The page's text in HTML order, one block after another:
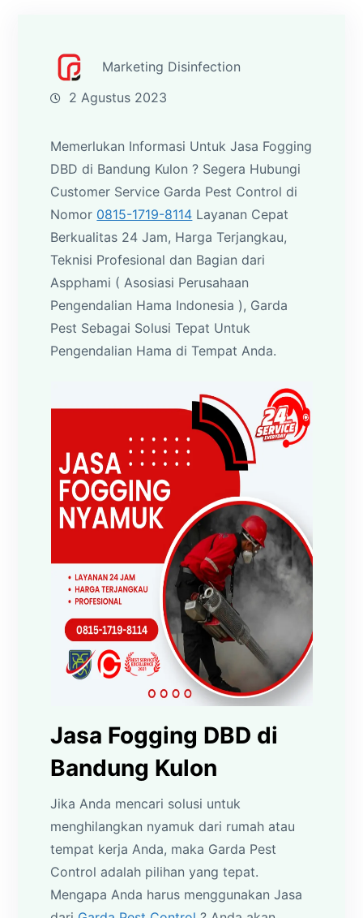
Marketing Disinfection
2 Agustus 2023
Memerlukan Informasi Untuk Jasa Fogging
DBD di Bandung Kulon ? Segera Hubungi
Customer Service Garda Pest Control di
Nomor 0815-1719-8114 Layanan Cepat
Berkualitas 24 Jam, Harga Terjangkau,
Teknisi Profesional dan Bagian dari
Aspphami ( Asosiasi Perusahaan
Pengendalian Hama Indonesia ), Garda
Pest Sebagai Solusi Tepat Untuk
Pengendalian Hama di Tempat Anda.
Jasa Fogging DBD di
Bandung Kulon
Jika Anda mencari solusi untuk
menghilangkan nyamuk dari rumah atau
tempat kerja Anda, maka Garda Pest
Control adalah pilihan yang tepat.
Mengapa Anda harus menggunakan Jasa